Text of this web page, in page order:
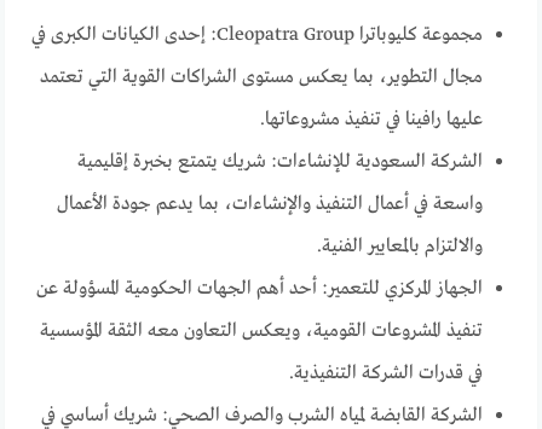
مجموعة كليوباترا Cleopatra Group: إحدى الكيانات الكبرى في
مجال التطوير، بما يعكس مستوى الشراكات القوية التي تعتمد
عليها رافينا في تنفيذ مشروعاتها.
الشركة السعودية للإنشاءات: شريك يتمتع بخبرة إقليمية
واسعة في أعمال التنفيذ والإنشاءات، بما يدعم جودة الأعمال
والالتزام بالمعايير الفنية.
الجهاز المركزي للتعمير: أحد أهم الجهات الحكومية المسؤولة عن
تنفيذ المشروعات القومية، ويعكس التعاون معه الثقة المؤسسية
في قدرات الشركة التنفيذية.
الشركة القابضة لمياه الشرب والصرف الصحي: شريك أساسي في